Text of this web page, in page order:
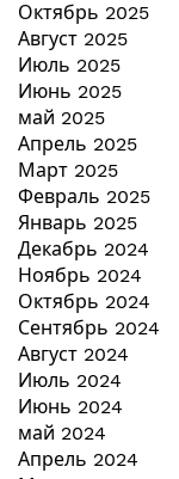
Октябрь 2025
Август 2025
Июль 2025
Июнь 2025
май 2025
Апрель 2025
Март 2025
Февраль 2025
Январь 2025
Декабрь 2024
Ноябрь 2024
Октябрь 2024
Сентябрь 2024
Август 2024
Июль 2024
Июнь 2024
май 2024
Апрель 2024